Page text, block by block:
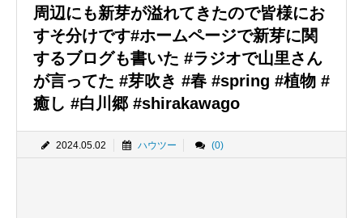
周辺にも新芽が溢れてきたので皆様にお
すそ分けです#ホームページで新芽に関
するブログも書いた #ラジオで山里さん
が言ってた #芽吹き #春 #spring #植物 #
癒し #白川郷 #shirakawago
2024.05.02 ハウツー (0)